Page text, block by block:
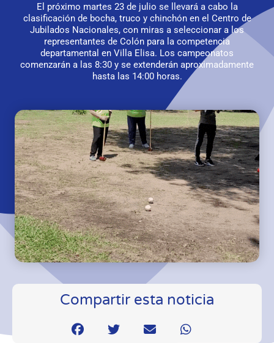
El próximo martes 23 de julio se llevará a cabo la
clasificación de bocha, truco y chinchón en el Centro de
Jubilados Nacionales, con miras a seleccionar a los
representantes de Colón para la competencia
departamental en Villa Elisa. Los campeonatos
comenzarán a las 8:30 y se extenderán aproximadamente
hasta las 14:00 horas.
Compartir esta noticia